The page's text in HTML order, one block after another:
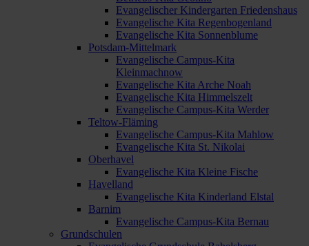
Evangelischer Kindergarten Friedenshaus
Evangelische Kita Regenbogenland
Evangelische Kita Sonnenblume
Potsdam-Mittelmark
Evangelische Campus-Kita
Kleinmachnow
Evangelische Kita Arche Noah
Evangelische Kita Himmelszelt
Evangelische Campus-Kita Werder
Teltow-Fläming
Evangelische Campus-Kita Mahlow
Evangelische Kita St. Nikolai
Oberhavel
Evangelische Kita Kleine Fische
Havelland
Evangelische Kita Kinderland Elstal
Barnim
Evangelische Campus-Kita Bernau
Grundschulen